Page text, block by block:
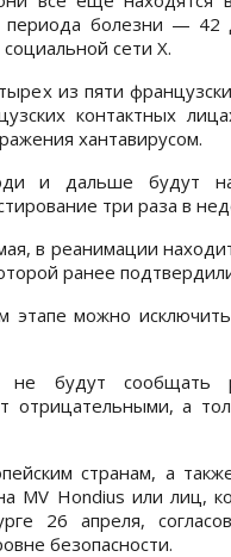
периода болезни —
сети X.
из пяти
контактных
хантавирусом.
и дальше будут
три раза в
в реанимации
ранее
этапе можно
не будут сообщать
отрицательными, а
странам, а
MV Hondius или лиц,
26 апреля,
безопасности.